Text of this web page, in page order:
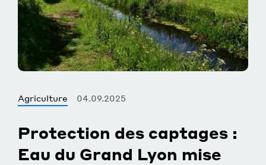
Agriculture 04.09.2025
Protection des captages :
Eau du Grand Lyon mise